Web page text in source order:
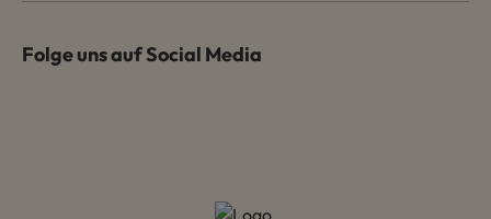
Folge uns auf Social Media